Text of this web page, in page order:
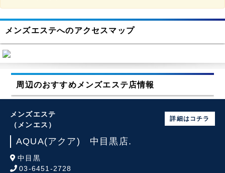
メンズエステへのアクセスマップ
周辺のおすすめメンズエステ店情報
メンズエステ
（メンエス）
AQUA(アクア) 中目黒店.
中目黒
03-6451-2728
詳細はコチラ